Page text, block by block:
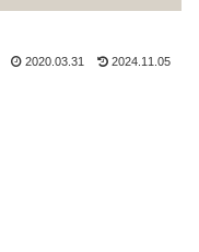
2020.03.31 2024.11.05